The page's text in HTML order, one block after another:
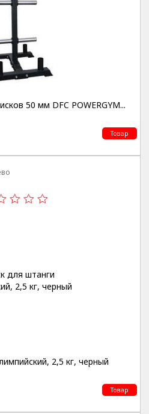
50 мм DFC POWERGYM...
Товар
2,5 кг, черный
Товар